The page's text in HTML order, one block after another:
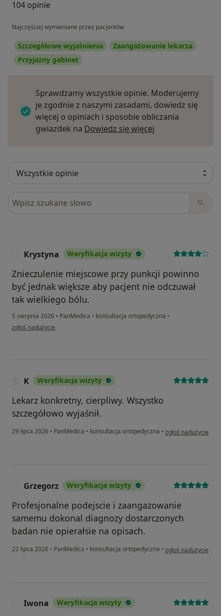
104 opinie
Najczęściej wymieniane przez pacjentów
Szczegółowe wyjaśnienia
Zaangażowanie lekarza
Przyjazny gabinet
Sprawdzamy wszystkie opinie. Moderujemy
je zgodnie z naszymi zasadami, dowiedz się
więcej o opiniach i sposobie obliczania
gwiazdek na Dowiedz się więcej
Szukaj w opiniach
Krystyna Weryfikacja wizyty
Znieczulenie miejscowe przy punkcji powinno
być jednak większe aby pacjent nie odczuwał
tak wielkiego bólu.
5 sierpnia 2026 • PanMedica • konsultacja ortopedyczna •
w opinii użytkownika Krystyna
zgłoś nadużycie
K Weryfikacja wizyty
Lekarz konkretny, cierpliwy. Wszystko
szczegółowo wyjaśnił.
29 lipca 2026 • PanMedica • konsultacja ortopedyczna • w opinii
zgłoś nadużycie
Grzegorz Weryfikacja wizyty
Profesjonalne podejscie i zaangazowanie
samemu dokonal diagnozy dostarczonych
badan nie opierałsie na opisach.
22 lipca 2026 • PanMedica • konsultacja ortopedyczna • w opinii
zgłoś nadużycie
Iwona Weryfikacja wizyty